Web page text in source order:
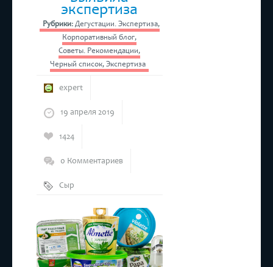
экспертиза
Рубрики: Дегустации. Экспертиза,
Корпоративный блог,
Советы. Рекомендации,
Черный список,Экспертиза
expert
19 апреля 2019
1424
0 Комментариев
Сыр